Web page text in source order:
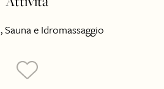
Sauna e Idromassaggio